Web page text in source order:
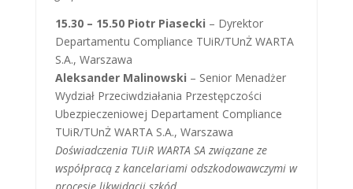
15.30 – 15.50 Piotr Piasecki – Dyrektor
Departamentu Compliance TUiR/TUnŻ WARTA
S.A., Warszawa
Aleksander Malinowski – Senior Menadżer
Wydział Przeciwdziałania Przestępczości
Ubezpieczeniowej Departament Compliance
TUiR/TUnŻ WARTA S.A., Warszawa
Doświadczenia TUiR WARTA SA związane ze
współpracą z kancelariami odszkodowawczymi w